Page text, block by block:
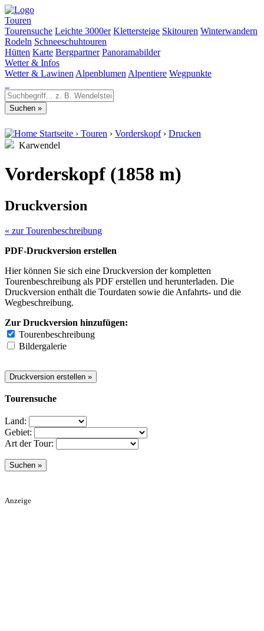
Touren
Tourensuche Leichte 3000er Klettersteige Skitouren Winterwandern
Rodeln Schneeschuhtouren
Hütten Karte Bergpartner Panoramabilder
Wetter & Infos
Wetter & Lawinen Alpenblumen Alpentiere Wegpunkte
Startseite › Touren › Vorderskopf › Drucken
Karwendel
Vorderskopf (1858 m)
Druckversion
« zur Tourenbeschreibung
PDF-Druckversion erstellen
Hier können Sie sich eine Druckversion der kompletten
Tourenbeschreibung als PDF erstellen und herunterladen. Die
Druckversion enthält die Tourdaten sowie die Anfahrts- und die
Wegbeschreibung.
Zur Druckversion hinzufügen:
Tourenbeschreibung
Bildergalerie
Tourensuche
Land:
Gebiet:
Art der Tour:
Anzeige